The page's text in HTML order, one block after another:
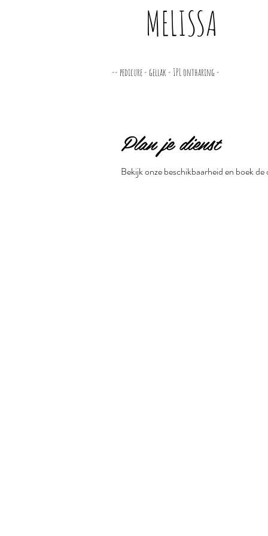
MELISSA
-- pedicure - gellak - IPL ontharing -
Plan je dienst
Bekijk onze beschikbaarheid en boek